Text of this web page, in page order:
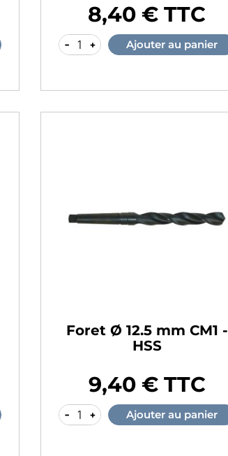
8,40 € TTC
- + Ajouter au panier
Foret Ø 12.5 mm CM1 -
HSS
9,40 € TTC
- + Ajouter au panier